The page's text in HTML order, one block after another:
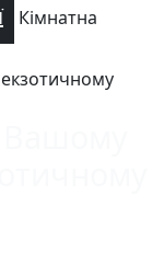
Кімнатна